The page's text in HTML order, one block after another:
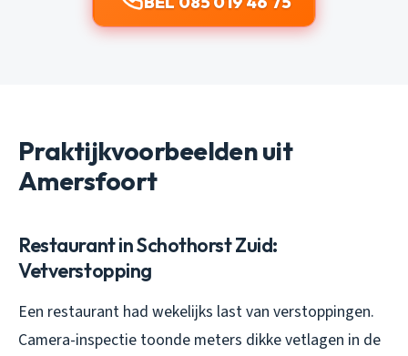
Praktijkvoorbeelden uit
Amersfoort
Restaurant in Schothorst Zuid:
Vetverstopping
Een restaurant had wekelijks last van verstoppingen.
Camera-inspectie toonde meters dikke vetlagen in de